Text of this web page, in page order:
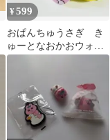
¥599
おぱんちゅうさぎ き
ゅーとなおかおウォッ
チ 号泣 インテリア